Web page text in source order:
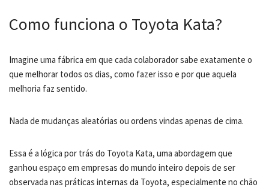
Como funciona o Toyota Kata?
Imagine uma fábrica em que cada colaborador sabe exatamente o
que melhorar todos os dias, como fazer isso e por que aquela
melhoria faz sentido.
Nada de mudanças aleatórias ou ordens vindas apenas de cima.
Essa é a lógica por trás do Toyota Kata, uma abordagem que
ganhou espaço em empresas do mundo inteiro depois de ser
observada nas práticas internas da Toyota, especialmente no chão